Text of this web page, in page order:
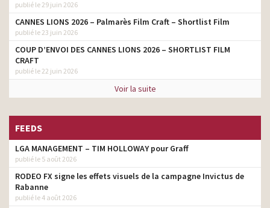
publié le 29 juin 2026
CANNES LIONS 2026 – Palmarès Film Craft – Shortlist Film
publié le 23 juin 2026
COUP D’ENVOI DES CANNES LIONS 2026 – SHORTLIST FILM
CRAFT
publié le 22 juin 2026
Voir la suite
FEEDS
LGA MANAGEMENT – TIM HOLLOWAY pour Graff
publié le 5 août 2026
RODEO FX signe les effets visuels de la campagne Invictus de
Rabanne
publié le 4 août 2026